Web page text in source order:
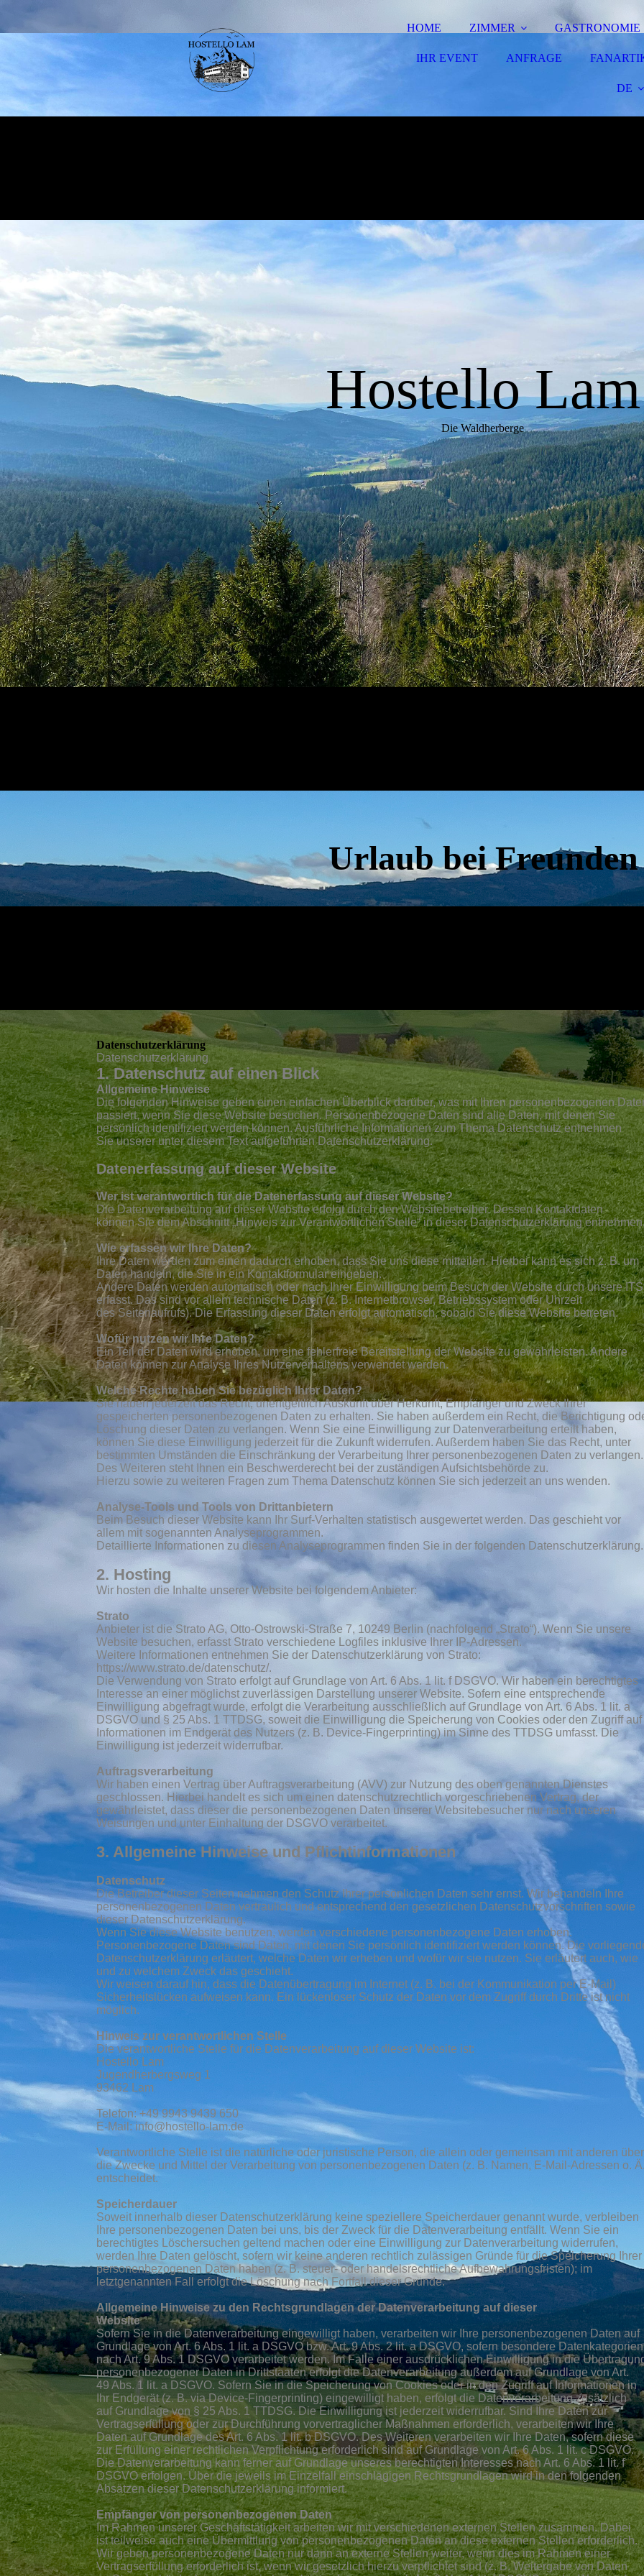
HOME ZIMMER GASTRONOMIE
IHR EVENT ANFRAGE
DE
Hostello Lam
Die Waldherberge
Urlaub bei Freunden
Datenschutzerklärung
Datenschutzerklärung
1. Datenschutz auf einen Blick
Allgemeine Hinweise
Die folgenden Hinweise geben einen einfachen Überblick darüber, was mit Ihren personenbezogenen
passiert, wenn Sie diese Website besuchen. Personenbezogene Daten sind alle Daten, mit denen Sie
persönlich identifiziert werden können. Ausführliche Informationen zum Thema Datenschutz entnehmen
Sie unserer unter diesem Text aufgeführten Datenschutzerklärung.
Datenerfassung auf dieser Website
Wer ist verantwortlich für die Datenerfassung auf dieser Website?
Die Datenverarbeitung auf dieser Website erfolgt durch den Websitebetreiber. Dessen Kontaktdaten
können Sie dem Abschnitt „Hinweis zur Verantwortlichen Stelle“ in dieser Datenschutzerklärung
Wie erfassen wir Ihre Daten?
Ihre Daten werden zum einen dadurch erhoben, dass Sie uns diese mitteilen. Hierbei kann es sich z. B. um
Daten handeln, die Sie in ein Kontaktformular eingeben.
Andere Daten werden automatisch oder nach Ihrer Einwilligung beim Besuch der Website durch unsere
erfasst. Das sind vor allem technische Daten (z. B. Internetbrowser, Betriebssystem oder Uhrzeit
des Seitenaufrufs). Die Erfassung dieser Daten erfolgt automatisch, sobald Sie diese Website betreten.
Wofür nutzen wir Ihre Daten?
Ein Teil der Daten wird erhoben, um eine fehlerfreie Bereitstellung der Website zu gewährleisten. Andere
Daten können zur Analyse Ihres Nutzerverhaltens verwendet werden.
Welche Rechte haben Sie bezüglich Ihrer Daten?
Sie haben jederzeit das Recht, unentgeltlich Auskunft über Herkunft, Empfänger und Zweck Ihrer
gespeicherten personenbezogenen Daten zu erhalten. Sie haben außerdem ein Recht, die Berichtigung
Löschung dieser Daten zu verlangen. Wenn Sie eine Einwilligung zur Datenverarbeitung erteilt haben,
können Sie diese Einwilligung jederzeit für die Zukunft widerrufen. Außerdem haben Sie das Recht, unter
bestimmten Umständen die Einschränkung der Verarbeitung Ihrer personenbezogenen Daten zu verlangen.
Des Weiteren steht Ihnen ein Beschwerderecht bei der zuständigen Aufsichtsbehörde zu.
Hierzu sowie zu weiteren Fragen zum Thema Datenschutz können Sie sich jederzeit an uns wenden.
Analyse-Tools und Tools von Drittanbietern
Beim Besuch dieser Website kann Ihr Surf-Verhalten statistisch ausgewertet werden. Das geschieht vor
allem mit sogenannten Analyseprogrammen.
Detaillierte Informationen zu diesen Analyseprogrammen finden Sie in der folgenden Datenschutzerklärung.
2. Hosting
Wir hosten die Inhalte unserer Website bei folgendem Anbieter:
Strato
Anbieter ist die Strato AG, Otto-Ostrowski-Straße 7, 10249 Berlin (nachfolgend „Strato“). Wenn Sie unsere
Website besuchen, erfasst Strato verschiedene Logfiles inklusive Ihrer IP-Adressen.
Weitere Informationen entnehmen Sie der Datenschutzerklärung von Strato:
https://www.strato.de/datenschutz/.
Die Verwendung von Strato erfolgt auf Grundlage von Art. 6 Abs. 1 lit. f DSGVO. Wir haben ein berechtigtes
Interesse an einer möglichst zuverlässigen Darstellung unserer Website. Sofern eine entsprechende
Einwilligung abgefragt wurde, erfolgt die Verarbeitung ausschließlich auf Grundlage von Art. 6 Abs. 1 lit. a
DSGVO und § 25 Abs. 1 TTDSG, soweit die Einwilligung die Speicherung von Cookies oder den Zugriff auf
Informationen im Endgerät des Nutzers (z. B. Device-Fingerprinting) im Sinne des TTDSG umfasst. Die
Einwilligung ist jederzeit widerrufbar.
Auftragsverarbeitung
Wir haben einen Vertrag über Auftragsverarbeitung (AVV) zur Nutzung des oben genannten Dienstes
geschlossen. Hierbei handelt es sich um einen datenschutzrechtlich vorgeschriebenen Vertrag, der
gewährleistet, dass dieser die personenbezogenen Daten unserer Websitebesucher nur nach unseren
Weisungen und unter Einhaltung der DSGVO verarbeitet.
3. Allgemeine Hinweise und Pflichtinformationen
Datenschutz
Die Betreiber dieser Seiten nehmen den Schutz Ihrer persönlichen Daten sehr ernst. Wir behandeln Ihre
personenbezogenen Daten vertraulich und entsprechend den gesetzlichen Datenschutzvorschriften sowie
dieser Datenschutzerklärung.
Wenn Sie diese Website benutzen, werden verschiedene personenbezogene Daten erhoben.
Personenbezogene Daten sind Daten, mit denen Sie persönlich identifiziert werden können. Die
Datenschutzerklärung erläutert, welche Daten wir erheben und wofür wir sie nutzen. Sie erläutert auch, wie
und zu welchem Zweck das geschieht.
Wir weisen darauf hin, dass die Datenübertragung im Internet (z. B. bei der Kommunikation per E-Mail)
Sicherheitslücken aufweisen kann. Ein lückenloser Schutz der Daten vor dem Zugriff durch Dritte ist nicht
möglich.
Hinweis zur verantwortlichen Stelle
Die verantwortliche Stelle für die Datenverarbeitung auf dieser Website ist:
Hostello Lam
Jugendherbergsweg 1
93462 Lam
Telefon: +49 9943 9439 650
E-Mail: info@hostello-lam.de
Verantwortliche Stelle ist die natürliche oder juristische Person, die allein oder gemeinsam mit anderen über
die Zwecke und Mittel der Verarbeitung von personenbezogenen Daten (z. B. Namen, E-Mail-Adressen o.
entscheidet.
Speicherdauer
Soweit innerhalb dieser Datenschutzerklärung keine speziellere Speicherdauer genannt wurde, verbleiben
Ihre personenbezogenen Daten bei uns, bis der Zweck für die Datenverarbeitung entfällt. Wenn Sie ein
berechtigtes Löschersuchen geltend machen oder eine Einwilligung zur Datenverarbeitung widerrufen,
werden Ihre Daten gelöscht, sofern wir keine anderen rechtlich zulässigen Gründe für die Speicherung Ihrer
personenbezogenen Daten haben (z. B. steuer- oder handelsrechtliche Aufbewahrungsfristen); im
letztgenannten Fall erfolgt die Löschung nach Fortfall dieser Gründe.
Allgemeine Hinweise zu den Rechtsgrundlagen der Datenverarbeitung auf dieser
Website
Sofern Sie in die Datenverarbeitung eingewilligt haben, verarbeiten wir Ihre personenbezogenen Daten auf
Grundlage von Art. 6 Abs. 1 lit. a DSGVO bzw. Art. 9 Abs. 2 lit. a DSGVO, sofern besondere Datenkategorien
nach Art. 9 Abs. 1 DSGVO verarbeitet werden. Im Falle einer ausdrücklichen Einwilligung in die
personenbezogener Daten in Drittstaaten erfolgt die Datenverarbeitung außerdem auf Grundlage von Art.
49 Abs. 1 lit. a DSGVO. Sofern Sie in die Speicherung von Cookies oder in den Zugriff auf Informationen in
Ihr Endgerät (z. B. via Device-Fingerprinting) eingewilligt haben, erfolgt die Datenverarbeitung zusätzlich
auf Grundlage von § 25 Abs. 1 TTDSG. Die Einwilligung ist jederzeit widerrufbar. Sind Ihre Daten zur
Vertragserfüllung oder zur Durchführung vorvertraglicher Maßnahmen erforderlich, verarbeiten wir Ihre
Daten auf Grundlage des Art. 6 Abs. 1 lit. b DSGVO. Des Weiteren verarbeiten wir Ihre Daten, sofern diese
zur Erfüllung einer rechtlichen Verpflichtung erforderlich sind auf Grundlage von Art. 6 Abs. 1 lit. c DSGVO.
Die Datenverarbeitung kann ferner auf Grundlage unseres berechtigten Interesses nach Art. 6 Abs. 1 lit. f
DSGVO erfolgen. Über die jeweils im Einzelfall einschlägigen Rechtsgrundlagen wird in den folgenden
Absätzen dieser Datenschutzerklärung informiert.
Empfänger von personenbezogenen Daten
Im Rahmen unserer Geschäftstätigkeit arbeiten wir mit verschiedenen externen Stellen zusammen. Dabei
ist teilweise auch eine Übermittlung von personenbezogenen Daten an diese externen Stellen erforderlich.
Wir geben personenbezogene Daten nur dann an externe Stellen weiter, wenn dies im Rahmen einer
Vertragserfüllung erforderlich ist, wenn wir gesetzlich hierzu verpflichtet sind (z. B. Weitergabe von Daten